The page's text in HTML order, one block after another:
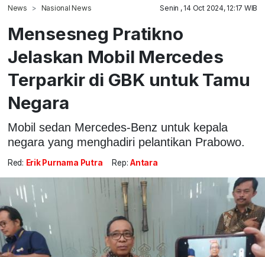
News Nasional News Senin , 14 Oct 2024, 12:17 WIB
Mensesneg Pratikno
Jelaskan Mobil Mercedes
Terparkir di GBK untuk Tamu
Negara
Mobil sedan Mercedes-Benz untuk kepala
negara yang menghadiri pelantikan Prabowo.
Red: Erik Purnama Putra Rep: Antara